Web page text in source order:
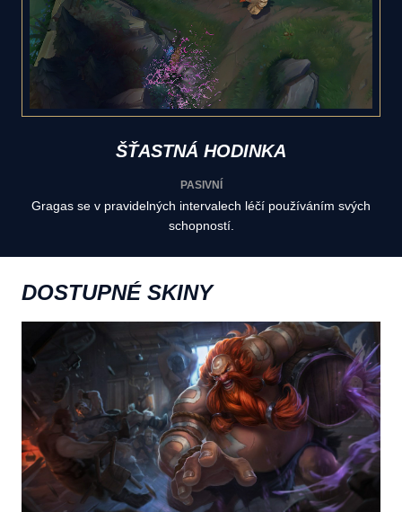
ŠŤASTNÁ HODINKA
PASIVNÍ
Gragas se v pravidelných intervalech léčí používáním svých
schopností.
DOSTUPNÉ SKINY